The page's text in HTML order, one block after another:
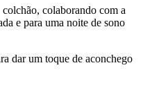
colaborando com a
e para uma noite de sono
dar um toque de aconchego